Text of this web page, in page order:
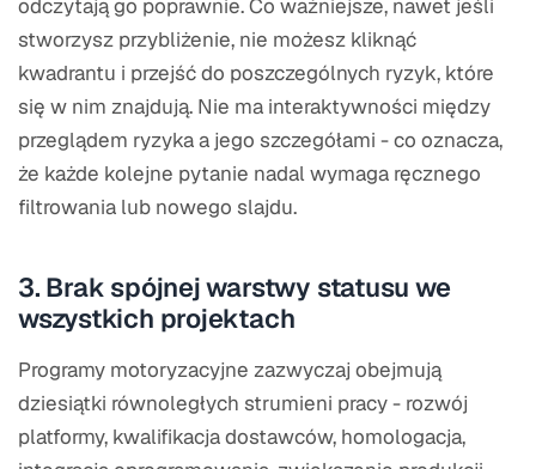
odczytają go poprawnie. Co ważniejsze, nawet jeśli
stworzysz przybliżenie, nie możesz kliknąć
kwadrantu i przejść do poszczególnych ryzyk, które
się w nim znajdują. Nie ma interaktywności między
przeglądem ryzyka a jego szczegółami - co oznacza,
że każde kolejne pytanie nadal wymaga ręcznego
filtrowania lub nowego slajdu.
3. Brak spójnej warstwy statusu we
wszystkich projektach
Programy motoryzacyjne zazwyczaj obejmują
dziesiątki równoległych strumieni pracy - rozwój
platformy, kwalifikacja dostawców, homologacja,